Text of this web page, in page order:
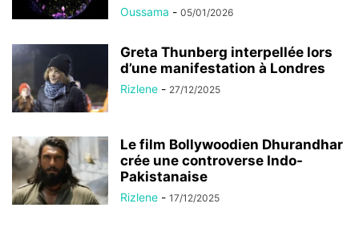
Oussama - 05/01/2026
Greta Thunberg interpellée lors
d’une manifestation à Londres
Rizlene - 27/12/2025
Le film Bollywoodien Dhurandhar
crée une controverse Indo-
Pakistanaise
Rizlene - 17/12/2025